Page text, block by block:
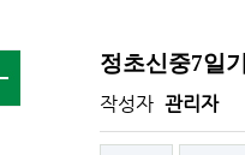
정초신중7일
작성자 관리자